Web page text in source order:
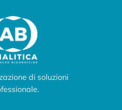
di soluzioni